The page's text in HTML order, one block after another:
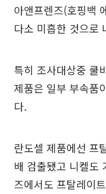
아앤프렌즈(호핑백
다소 미흡한 것으로
특히 조사대상중 쿨
제품은 일부 부속품
다.
란도셀 제품에선 프
배 검출됐고 니켈도
즈에서도 프탈레이